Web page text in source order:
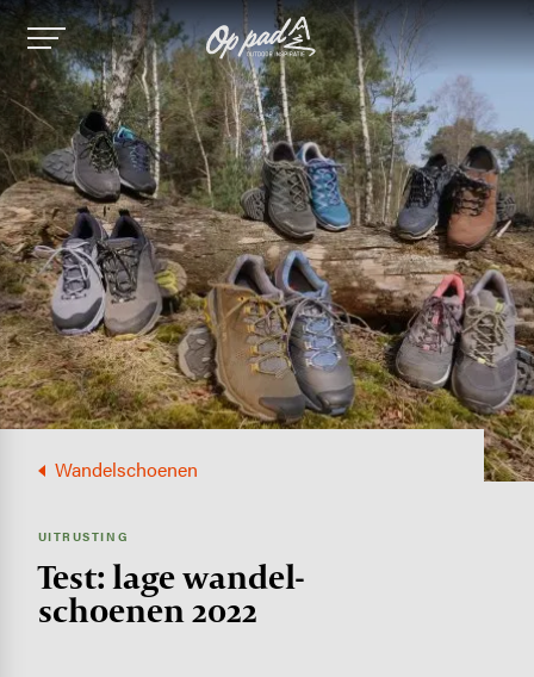
Image
Wandelschoenen
UITRUSTING
Test: lage wandel­
schoenen 2022